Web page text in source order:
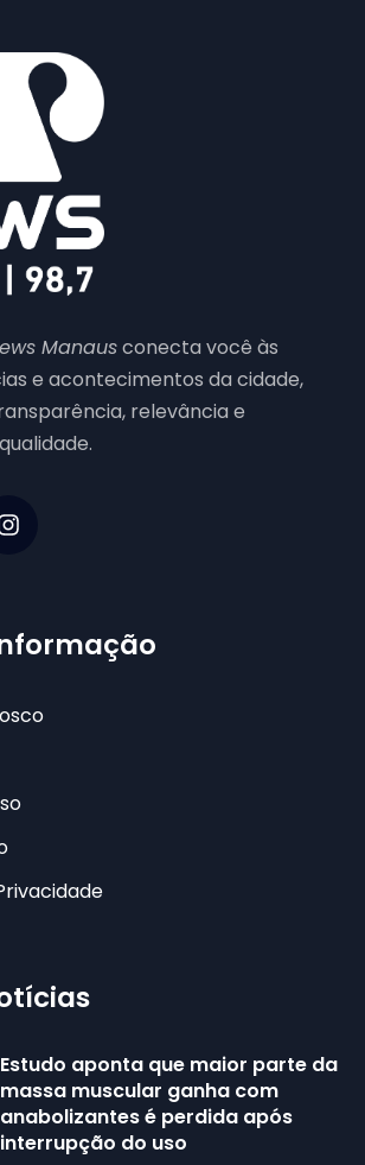
Manausconecta você às
e acontecimentos da cidade,
relevância e
Estudo aponta que maior parte da
massa muscular ganha com
anabolizantes é perdida após
interrupção do uso